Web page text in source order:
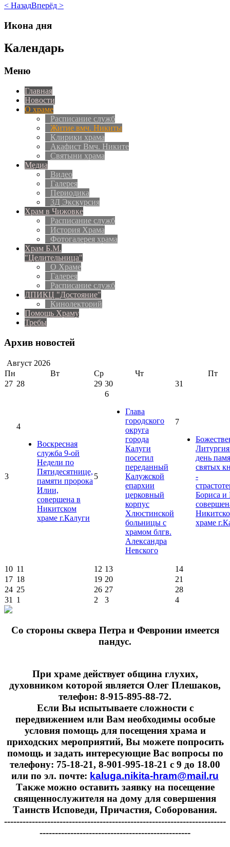
< НазадВперёд >
Икона дня
Календарь
Меню
Главная
Новости
О храме
Расписание служб
Житие вмч. Никиты
Клирики храма
Акафист Вмч. Никите
Святыни храма
Медиа
Видео
Галерея
Периодика
3Д Экскурсия
Храм в Чижовке
Расписание служб
История Храма
Фотогалерея храма
Храм Б.М.
"Целительница"
О Храме
Галерея
Расписание служб
ДПИКЦ "Достояние"
Кинолекторий
Помощь Храму
Требы
Архив новостей
Август 2026
Пн
Вт Ср Чт
Пт
27 28 29 30 31
3
4
Воскресная
служба 9-ой
Недели по
Пятидесятнице,
памяти пророка
Илии,
совершена в
Никитском
храме г.Калуги
5
6
Глава
городского
округа
города
Калуги
посетил
переданный
Калужской
епархии
церковный
корпус
Хлюстинской
больницы с
храмом блгв.
Александра
Невского
7
день
святых
-
Бориса и
храме
10 11 12 13
14
17 18 19 20
21
24 25 26 27
28
31
1 2 3 4
Cо стороны сквера Петра и Февронии имеется
пандус.
При храме действует община глухих,
духовником которой является Олег Плешаков,
телефон: 8-915-895-88-72.
Если Вы испытываете сложности с
передвижением или Вам необходимы особые
условия помощь для посещения храма и
приходских мероприятий, Вы можете попросить
помощь и задать интересующие Вас вопросы по
телефону: 75-18-21, 8-901-995-18-21 с 9 до 18.00
или по эл. почте: kaluga.nikita-hram@mail.ru
Также можно оставить заявку на посещение
священнослужителя на дому для совершения
Таинств Исповеди, Причастия, Соборования.
------------------------------------------------------------------------
-------------------------------------------------